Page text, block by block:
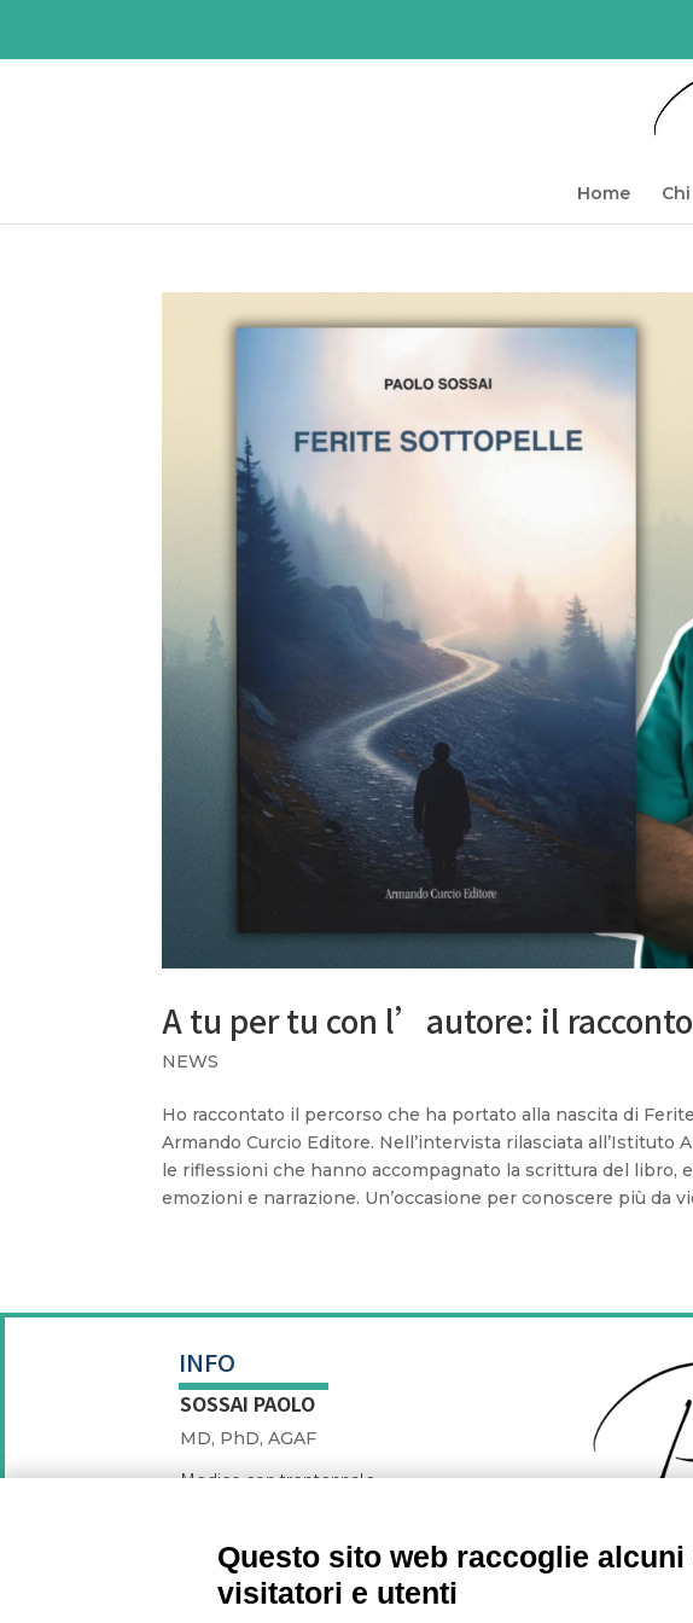
Home
A tu per tu con l’autore: il
NEWS
Ho raccontato il percorso che ha portato alla nascita di
Armando Curcio Editore. Nell’intervista rilasciata all’Istituto
le riflessioni che hanno accompagnato la scrittura del libro,
emozioni e narrazione. Un’occasione per conoscere più da
INFO
SOSSAI PAOLO
MD, PhD, AGAF
Medico con trentennale
+393487383553
info@paolosossai.eu
Questo sito web raccoglie
visitatori e utenti